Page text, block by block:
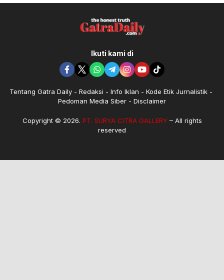
Ikuti kami di
Tentang Gatra Daily Redaksi Info Iklan
Kode Etik Jurnalistik
Pedoman Media Siber
Disclaimer
Copyright © 2026. PT. SURYA CITRA GALLERY– All rights
reserved